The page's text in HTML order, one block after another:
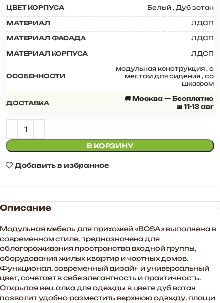
ЦВЕТ КОРПУСА Белый , Дуб вотан
МАТЕРИАЛ ЛДСП
МАТЕРИАЛ ФАСАДА ЛДСП
МАТЕРИАЛ КОРПУСА ЛДСП
ОСОБЕННОСТИ
модульная конструкция , с
местом для сидения , со
шкафом
ДОСТАВКА
🚚 Москва — Бесплатно
📅 11-13 авг
В КОРЗИНУ
Добавить в избранное
Описание
Модульная мебель для прихожей «BOSA» выполнена в
современном стиле, предназначена для
облагораживания пространства входной группы,
оборудования жилых квартир и частных домов.
Функционал, современный дизайн и универсальный
цвет, сочетает в себе элегантность и практичность.
Открытая вешалка для одежды в цвете дуб вотан
позволит удобно разместить верхнюю одежду, плащи